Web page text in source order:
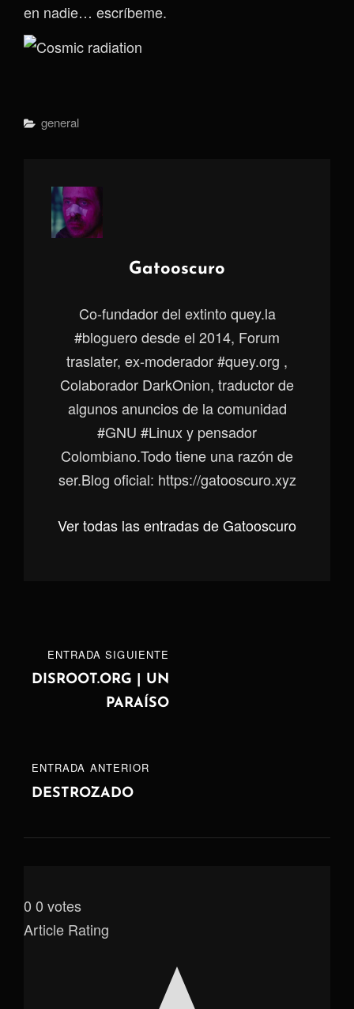
en nadie… escríbeme.
Categorías
General
Autor:
Gatooscuro
Co-fundador del extinto quey.la
#bloguero desde el 2014, Forum
traslater, ex-moderador #quey.org ,
Colaborador DarkOnion, traductor de
algunos anuncios de la comunidad
#GNU #Linux y pensador
Colombiano.Todo tiene una razón de
ser.Blog oficial: https://gatooscuro.xyz
Ver todas las entradas de Gatooscuro
Navegación
de
entradas
ENTRADA
ANTERIOR
ENTRADA ANTERIOR
DESTROZADO
ENTRADA
SIGUIENTE
ENTRADA SIGUIENTE
DISROOT.ORG | UN
PARAÍSO
0 0 votes
Article Rating